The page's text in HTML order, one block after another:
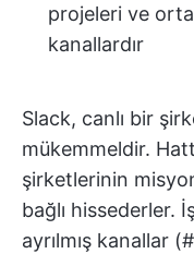
projeleri ve
kanallardır
Slack, canlı bir
mükemmeldir.
şirketlerinin
bağlı hissederler.
ayrılmış kanallar